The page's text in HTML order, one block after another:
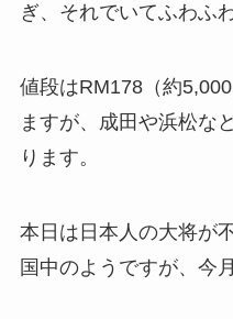
ぎ、それでいてふわふ
値段はRM178（約
ますが、成田や浜松な
ります。
本日は日本人の大将が
国中のようですが、今